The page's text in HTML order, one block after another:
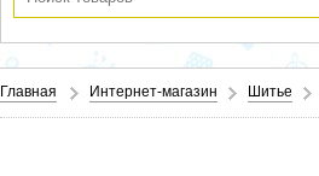
Главная Интернет-магазин Шитье